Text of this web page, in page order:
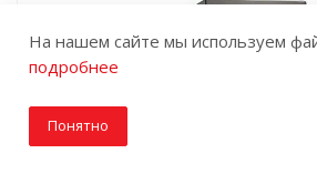
На нашем сайте мы используем
подробнее
Понятно